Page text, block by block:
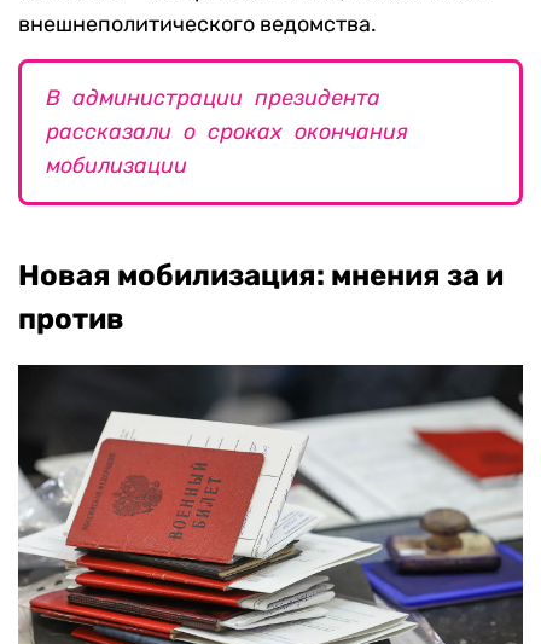
внешнеполитического ведомства.
В администрации президента
рассказали о сроках окончания
мобилизации
Новая мобилизация: мнения за и
против